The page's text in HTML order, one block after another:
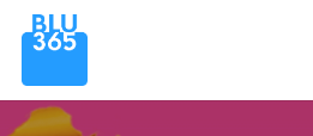
Pular
para